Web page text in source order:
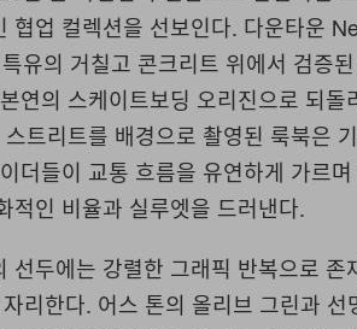
협업 컬렉션을 선보인다. 다운타운
유의 거칠고 콘크리트 위에서 검증
연의 스케이트보딩 오리진으로 되
트리트를 배경으로 촬영된 룩북은
더들이 교통 흐름을 유연하게 가르
적인 비율과 실루엣을 드러낸다.
선두에는 강렬한 그래픽 반복으로
리한다. 어스 톤의 올리브 그린과 선